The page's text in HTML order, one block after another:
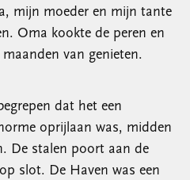
mijn moeder en mijn tante
Oma kookte de peren en
van genieten.
dat het een
oprijlaan was, midden
De stalen poort aan de
slot. De Haven was een